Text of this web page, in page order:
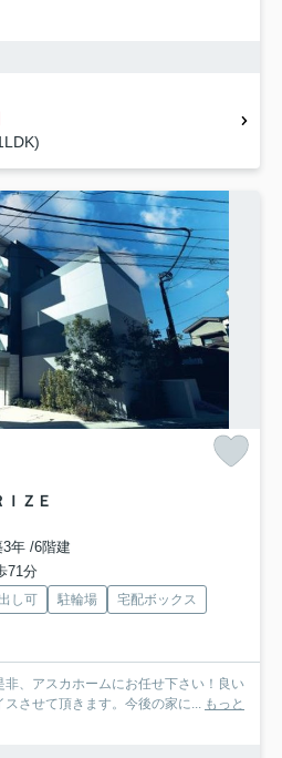
ＺＥ
年 /6階建
71分
し可 駐輪場
宅配ボックス
、アスカホームにお任せ下さい！良い
させて頂きます。今後の家に...
もっと